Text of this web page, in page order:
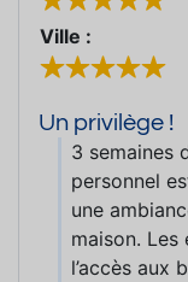
Ville :
Un privilège !
3 semaines
personnel
une
maison.
l’accès aux